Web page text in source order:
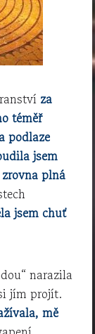
za
téměř
podlaze
jsem
plná
jsem chuť
narazila
jím projít.
mě